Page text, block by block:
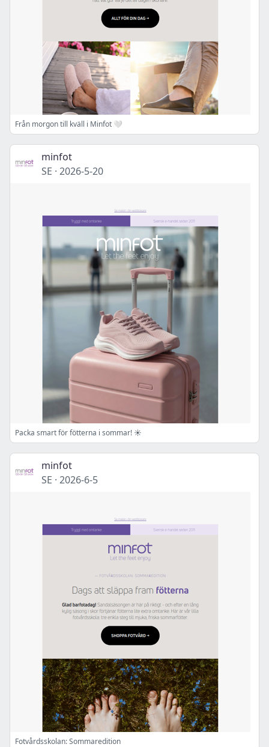
Från morgon till kväll i Minfot 🤍
minfot
SE · 2026-5-20
Packa smart för fötterna i sommar! ☀️
minfot
SE · 2026-6-5
Fotvårdsskolan: Sommaredition